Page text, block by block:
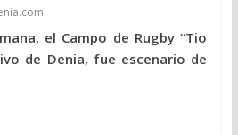
el Campo de Rugby “Tio
de Denia, fue escenario de